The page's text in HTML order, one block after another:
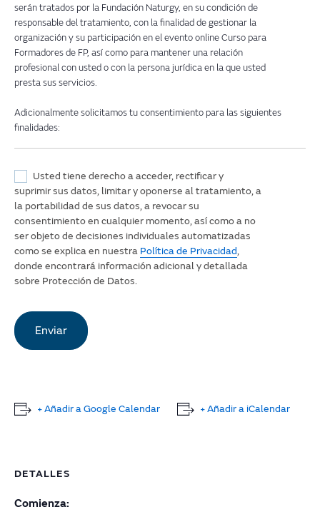
serán tratados por la Fundación Naturgy, en su condición de
responsable del tratamiento, con la finalidad de gestionar la
organización y su participación en el evento online Curso para
Formadores de FP, así como para mantener una relación
profesional con usted o con la persona jurídica en la que usted
presta sus servicios.
Adicionalmente solicitamos tu consentimiento para las siguientes
finalidades:
*
Usted tiene derecho a acceder, rectificar y
suprimir sus datos, limitar y oponerse al tratamiento, a
la portabilidad de sus datos, a revocar su
consentimiento en cualquier momento, así como a no
ser objeto de decisiones individuales automatizadas
como se explica en nuestra Política de Privacidad,
donde encontrará información adicional y detallada
sobre Protección de Datos.
+ Añadir a Google Calendar + Añadir a iCalendar
DETALLES
Comienza: